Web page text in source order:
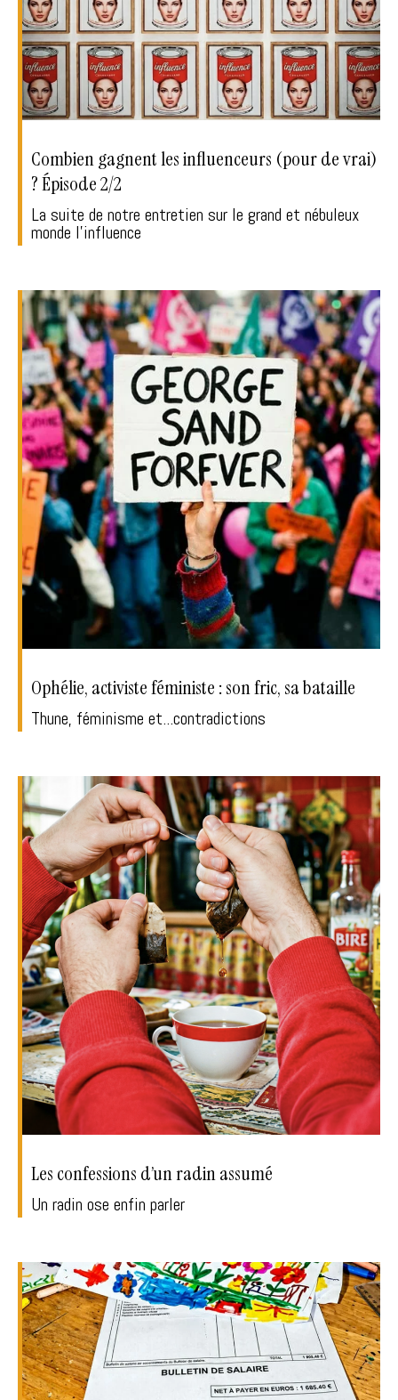
Combien gagnent les influenceurs (pour de vrai)
? Épisode 2/2
La suite de notre entretien sur le grand et nébuleux
monde l'influence
Ophélie, activiste féministe : son fric, sa bataille
Thune, féminisme et...contradictions
Les confessions d’un radin assumé
Un radin ose enfin parler